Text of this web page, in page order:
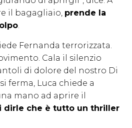
il bagagliaio, prende la
.
Fernanda terrorizzata.
Cala il silenzio
di dolore del nostro Di
ferma, Luca chiede a
mano ad aprire il
dirle che è tutto un thriller